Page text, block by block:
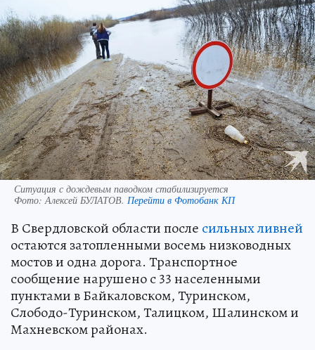
Ситуация с дождевым паводком стабилизируется
Фото:Алексей БУЛАТОВ. Перейти в Фотобанк КП
В Свердловской области после сильных ливней
остаются затопленными восемь низководных
мостов и одна дорога. Транспортное
сообщение нарушено с 33 населенными
пунктами в Байкаловском, Туринском,
Слободо-Туринском, Талицком, Шалинском и
Махневском районах.